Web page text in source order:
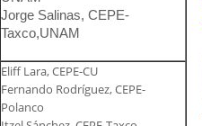
Jorge Salinas, CEPE-
Taxco,UNAM
Eliff Lara, CEPE-CU
Fernando Rodríguez, CEPE-
Polanco